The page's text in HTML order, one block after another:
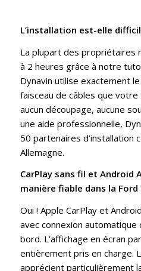
L’installation est-elle
La plupart des propriétaires
à 2 heures grâce à notre
Dynavin utilise exactement
faisceau de câbles que
aucun découpage, aucune
une aide professionnelle,
50 partenaires d’installation
Allemagne.
CarPlay sans fil et
manière fiable dans la Ford
Oui ! Apple CarPlay et
avec connexion
bord. L’affichage en écran
entièrement pris en charge.
apprécient particulièrement